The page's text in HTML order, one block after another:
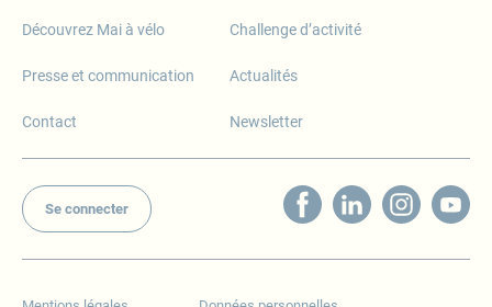
Découvrez Mai à vélo
Presse et communication
Contact
Challenge d’activité
Actualités
Newsletter
Se connecter